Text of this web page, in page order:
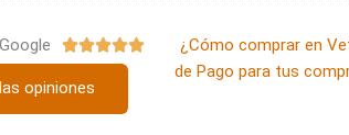
Valorado
opiniones
¿Cómo comprar en
de Pago para tus